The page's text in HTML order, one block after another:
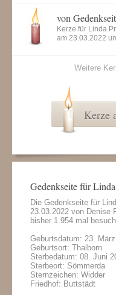
von
Kerze für Linda
am 23.03.2022
Weitere
Kerze
Gedenkseite für
Die Gedenkseite für
23.03.2022 von Denise
bisher 1.954 mal
Geburtsdatum: 23.
Geburtsort: Thalborn
Sterbedatum: 08. Juni
Sterbeort: Sömmerda
Sternzeichen: Widder
Friedhof: Buttstädt